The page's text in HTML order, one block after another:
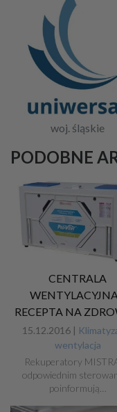
woj. śląskie
PODOBNE
CENTRALA
RECEPTA NA
15.12.2016 |
wentylacja
Rekuperatory
odpowiednim
poinformują…